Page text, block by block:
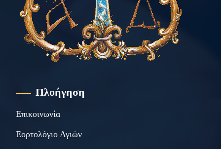
Πλοήγηση
Επικοινωνία
Εορτολόγιο Αγιών